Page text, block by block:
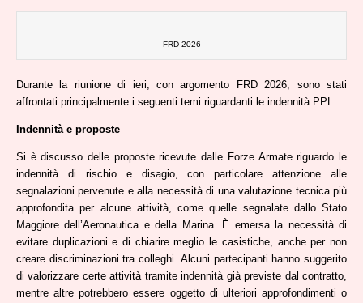
FRD 2026
Durante la riunione di ieri, con argomento FRD 2026, sono stati
affrontati principalmente i seguenti temi riguardanti le indennità PPL:
Indennità e proposte
Si è discusso delle proposte ricevute dalle Forze Armate riguardo le
indennità di rischio e disagio, con particolare attenzione alle
segnalazioni pervenute e alla necessità di una valutazione tecnica più
approfondita per alcune attività, come quelle segnalate dallo Stato
Maggiore dell’Aeronautica e della Marina. È emersa la necessità di
evitare duplicazioni e di chiarire meglio le casistiche, anche per non
creare discriminazioni tra colleghi. Alcuni partecipanti hanno suggerito
di valorizzare certe attività tramite indennità già previste dal contratto,
mentre altre potrebbero essere oggetto di ulteriori approfondimenti o